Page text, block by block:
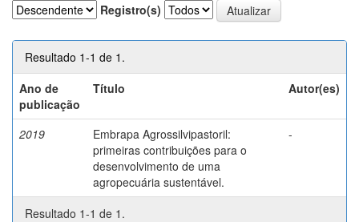
Registro(s)
Resultado 1-1 de 1.
Ano de
publicação
Título Autor(es)
2019
Embrapa Agrossilvipastoril:
primeiras contribuições para o
desenvolvimento de uma
agropecuária sustentável.
-
Resultado 1-1 de 1.